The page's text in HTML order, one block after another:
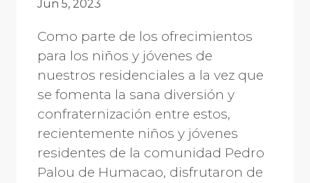
Jun 5, 2023
Como parte de los ofrecimientos
para los niños y jóvenes de
nuestros residenciales a la vez que
se fomenta la sana diversión y
confraternización entre estos,
recientemente niños y jóvenes
residentes de la comunidad Pedro
Palou de Humacao, disfrutaron de